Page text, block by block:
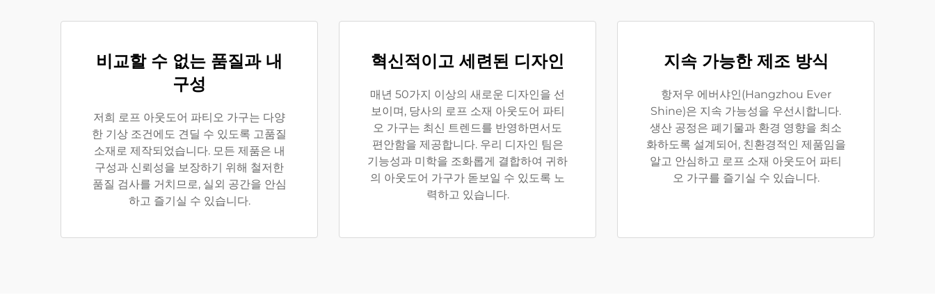
비교할 수 없는 품질과 내
구성
저희 로프 아웃도어 파티오 가구는 다양
한 기상 조건에도 견딜 수 있도록 고품질
소재로 제작되었습니다. 모든 제품은 내
구성과 신뢰성을 보장하기 위해 철저한
품질 검사를 거치므로, 실외 공간을 안심
하고 즐기실 수 있습니다.
혁신적이고 세련된 디자인
매년 50가지 이상의 새로운 디자인을 선
보이며, 당사의 로프 소재 아웃도어 파티
오 가구는 최신 트렌드를 반영하면서도
편안함을 제공합니다. 우리 디자인 팀은
기능성과 미학을 조화롭게 결합하여 귀하
의 아웃도어 가구가 돋보일 수 있도록 노
력하고 있습니다.
지속 가능한 제조 방식
항저우 에버샤인(Hangzhou Ever
Shine)은 지속 가능성을 우선시합니다.
생산 공정은 폐기물과 환경 영향을 최소
화하도록 설계되어, 친환경적인 제품임을
알고 안심하고 로프 소재 아웃도어 파티
오 가구를 즐기실 수 있습니다.